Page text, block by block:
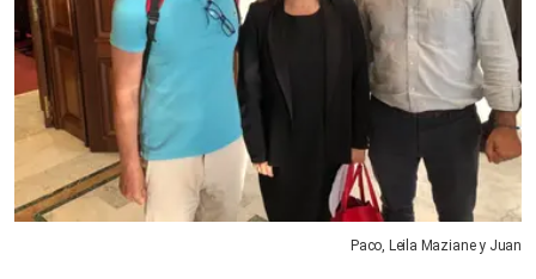
Paco, Leila Maziane y Juan